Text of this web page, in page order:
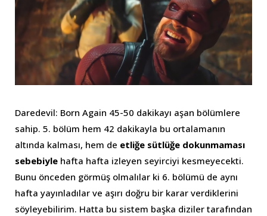
Daredevil: Born Again 45-50 dakikayı aşan bölümlere
sahip. 5. bölüm hem 42 dakikayla bu ortalamanın
altında kalması, hem de etliğe sütlüğe dokunmaması
sebebiyle hafta hafta izleyen seyirciyi kesmeyecekti.
Bunu önceden görmüş olmalılar ki 6. bölümü de aynı
hafta yayınladılar ve aşırı doğru bir karar verdiklerini
söyleyebilirim. Hatta bu sistem başka diziler tarafından